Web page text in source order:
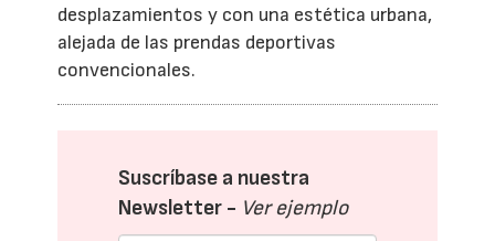
desplazamientos y con una estética urbana,
alejada de las prendas deportivas
convencionales.
Suscríbase a nuestra
Newsletter - Ver ejemplo